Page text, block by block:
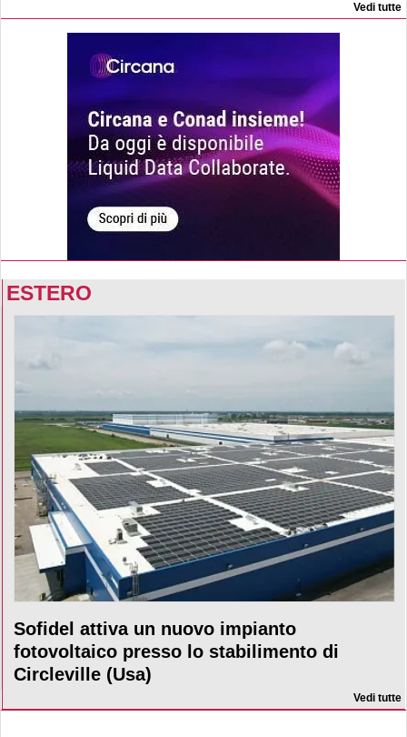
Vedi tutte
ESTERO
Sofidel attiva un nuovo impianto
fotovoltaico presso lo stabilimento di
Circleville (Usa)
Vedi tutte